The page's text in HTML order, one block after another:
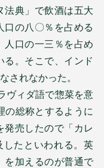
典」で飲酒は五大
口の八〇％を占める
人口の一三％を占め
る。そこで、インド
されなかった。
ヴィダ語で惣菜を意
の総称とするように
発売したので「カレ
したといわれる。英
を加えるのが普通で